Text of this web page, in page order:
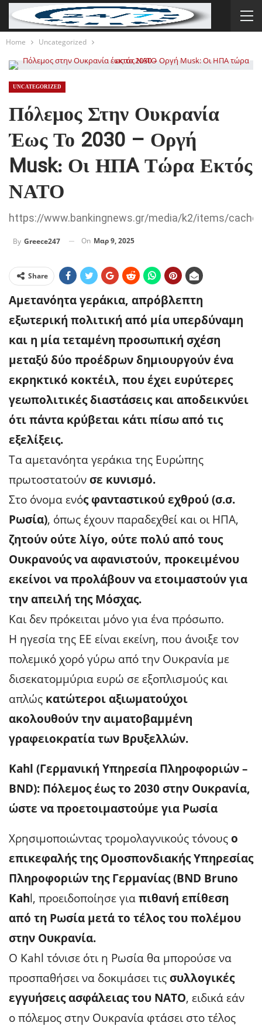
Home Uncategorized
UNCATEGORIZED
Πόλεμος Στην Ουκρανία
Έως Το 2030 – Οργή
Musk: Οι ΗΠA Τώρα Εκτός
ΝΑΤΟ
https://www.bankingnews.gr/media/k2/items/
By Greece247 On Μαρ 9, 2025
Share
Αμετανόητα γεράκια, απρόβλεπτη
εξωτερική πολιτική από μία υπερδύναμη
και η μία τεταμένη προσωπική σχέση
μεταξύ δύο προέδρων δημιουργούν ένα
εκρηκτικό κοκτέιλ, που έχει ευρύτερες
γεωπολιτικές διαστάσεις και αποδεικνύει
ότι πάντα κρύβεται κάτι πίσω από τις
εξελίξεις.
Τα αμετανόητα γεράκια της Ευρώπης
πρωτοστατούνσε κυνισμό.
Στο όνομα ενός φανταστικού εχθρού (σ.σ.
Ρωσία), όπως έχουν παραδεχθεί και οι ΗΠΑ,
ζητούν ούτε λίγο, ούτε πολύ από τους
Ουκρανούς να αφανιστούν, προκειμένου
εκείνοι να προλάβουν να ετοιμαστούν για
την απειλή της Μόσχας.
Και δεν πρόκειται μόνο για ένα πρόσωπο.
Η ηγεσία της ΕΕ είναι εκείνη, που άνοιξε τον
πολεμικό χορό γύρω από την Ουκρανία με
δισεκατομμύρια ευρώ σε εξοπλισμούς και
απλώς κατώτεροι αξιωματούχοι
ακολουθούν την αιματοβαμμένη
γραφειοκρατία των Βρυξελλών.
Kahl (Γερμανική Υπηρεσία Πληροφοριών –
BND): Πόλεμος έως το 2030 στην Ουκρανία,
ώστε να προετοιμαστούμε για Ρωσία
Χρησιμοποιώντας τρομολαγνικούς τόνουςο
επικεφαλής της Ομοσπονδιακής Υπηρεσίας
Πληροφοριών της Γερμανίας (BND Bruno
Kahl, προειδοποίησε γιαπιθανή επίθεση
από τη Ρωσία μετά το τέλος του πολέμου
στην Ουκρανία.
Ο Kahl τόνισε ότι η Ρωσία θα μπορούσε να
προσπαθήσει να δοκιμάσει τιςσυλλογικές
εγγυήσεις ασφάλειας του ΝΑΤΟ, ειδικά εάν
ο πόλεμος στην Ουκρανία φτάσει στο τέλος